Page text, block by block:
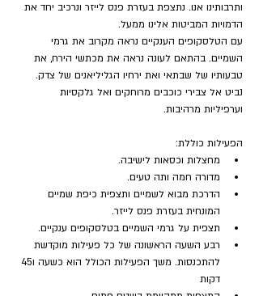
ותרבותינו אנו. נתצפת בעזרת פנס לייזר ונרכיב יחד את
הדמויות המביטות אלינו ממעל.
עם הטלסקופים הענקיים נראה מקרוב את גרמי
השמיים. בהתאם לעונה נראה את מכתשי הירח, את
טבעותיו של שבתאי ואת ירחיו הגליליאנים של צדק.
נביט אל צבירי כוכבים מרוחקים ואל גלקסיות
וערפיליות מרהיבות.
הפעילות כוללת:
מחצלות וכסאות לישיבה.
מדורה חמה ותה טעים.
הדרכת מבוא לשמיים ותצפית כיפת שמיים
המונחית בעזרת פנס לייזר.
תצפית על גרמי השמיים בטלסקופים ענקיים.
רבע השעה הראשונה של כל פעילות מוקדשת
דקות